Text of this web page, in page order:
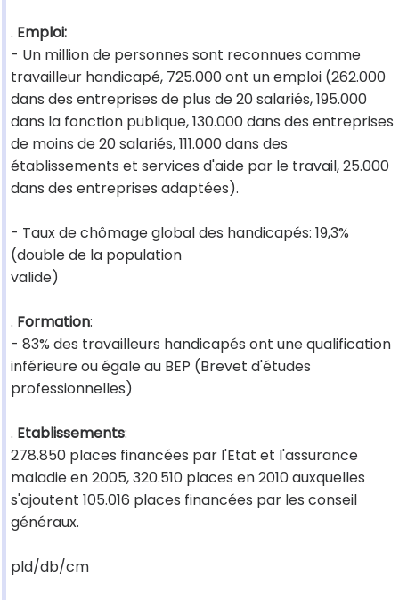
. Emploi:
- Un million de personnes sont reconnues comme
travailleur handicapé, 725.000 ont un emploi (262.000
dans des entreprises de plus de 20 salariés, 195.000
dans la fonction publique, 130.000 dans des entreprises
de moins de 20 salariés, 111.000 dans des
établissements et services d'aide par le travail, 25.000
dans des entreprises adaptées).
- Taux de chômage global des handicapés: 19,3%
(double de la population
valide)
. Formation:
- 83% des travailleurs handicapés ont une qualification
inférieure ou égale au BEP (Brevet d'études
professionnelles)
. Etablissements:
278.850 places financées par l'Etat et l'assurance
maladie en 2005, 320.510 places en 2010 auxquelles
s'ajoutent 105.016 places financées par les conseil
généraux.
pld/db/cm